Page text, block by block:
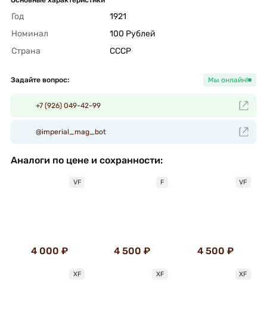
Год
1921
Номинал
100 Рублей
Страна
СССР
Задайте вопрос: Мы онлайн!
+7 (926) 049-42-99
@imperial_mag_bot
Аналоги по цене и сохранности:
VF
4 000 ₽
F
4 500 ₽
VF
4 500 ₽
XF XF XF